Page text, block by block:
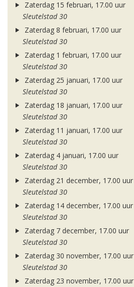
Zaterdag 15 februari, 17.00 uur
Sleutelstad 30
Zaterdag 8 februari, 17.00 uur
Sleutelstad 30
Zaterdag 1 februari, 17.00 uur
Sleutelstad 30
Zaterdag 25 januari, 17.00 uur
Sleutelstad 30
Zaterdag 18 januari, 17.00 uur
Sleutelstad 30
Zaterdag 11 januari, 17.00 uur
Sleutelstad 30
Zaterdag 4 januari, 17.00 uur
Sleutelstad 30
Zaterdag 21 december, 17.00 uur
Sleutelstad 30
Zaterdag 14 december, 17.00 uur
Sleutelstad 30
Zaterdag 7 december, 17.00 uur
Sleutelstad 30
Zaterdag 30 november, 17.00 uur
Sleutelstad 30
Zaterdag 23 november, 17.00 uur